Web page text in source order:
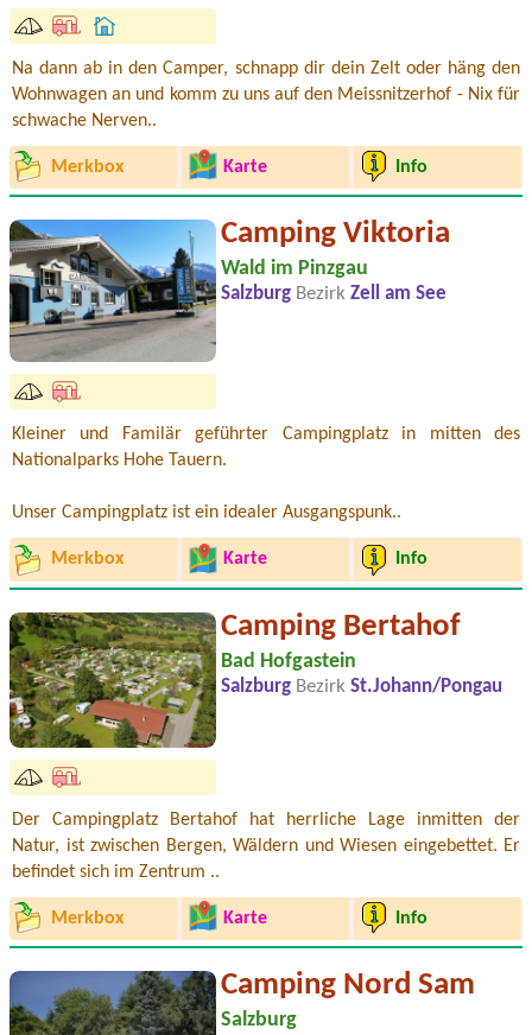
Na dann ab in den Camper, schnapp dir dein Zelt oder häng den
Wohnwagen an und komm zu uns auf den Meissnitzerhof - Nix für
schwache Nerven..
Merkbox Karte Info
Camping Viktoria
Wald im Pinzgau
Salzburg Bezirk Zell am See
Kleiner und Familär geführter Campingplatz in mitten des
Nationalparks Hohe Tauern.
Unser Campingplatz ist ein idealer Ausgangspunk..
Merkbox Karte Info
Camping Bertahof
Bad Hofgastein
Salzburg Bezirk St.Johann/Pongau
Der Campingplatz Bertahof hat herrliche Lage inmitten der
Natur, ist zwischen Bergen, Wäldern und Wiesen eingebettet. Er
befindet sich im Zentrum ..
Merkbox Karte Info
Camping Nord Sam
Salzburg